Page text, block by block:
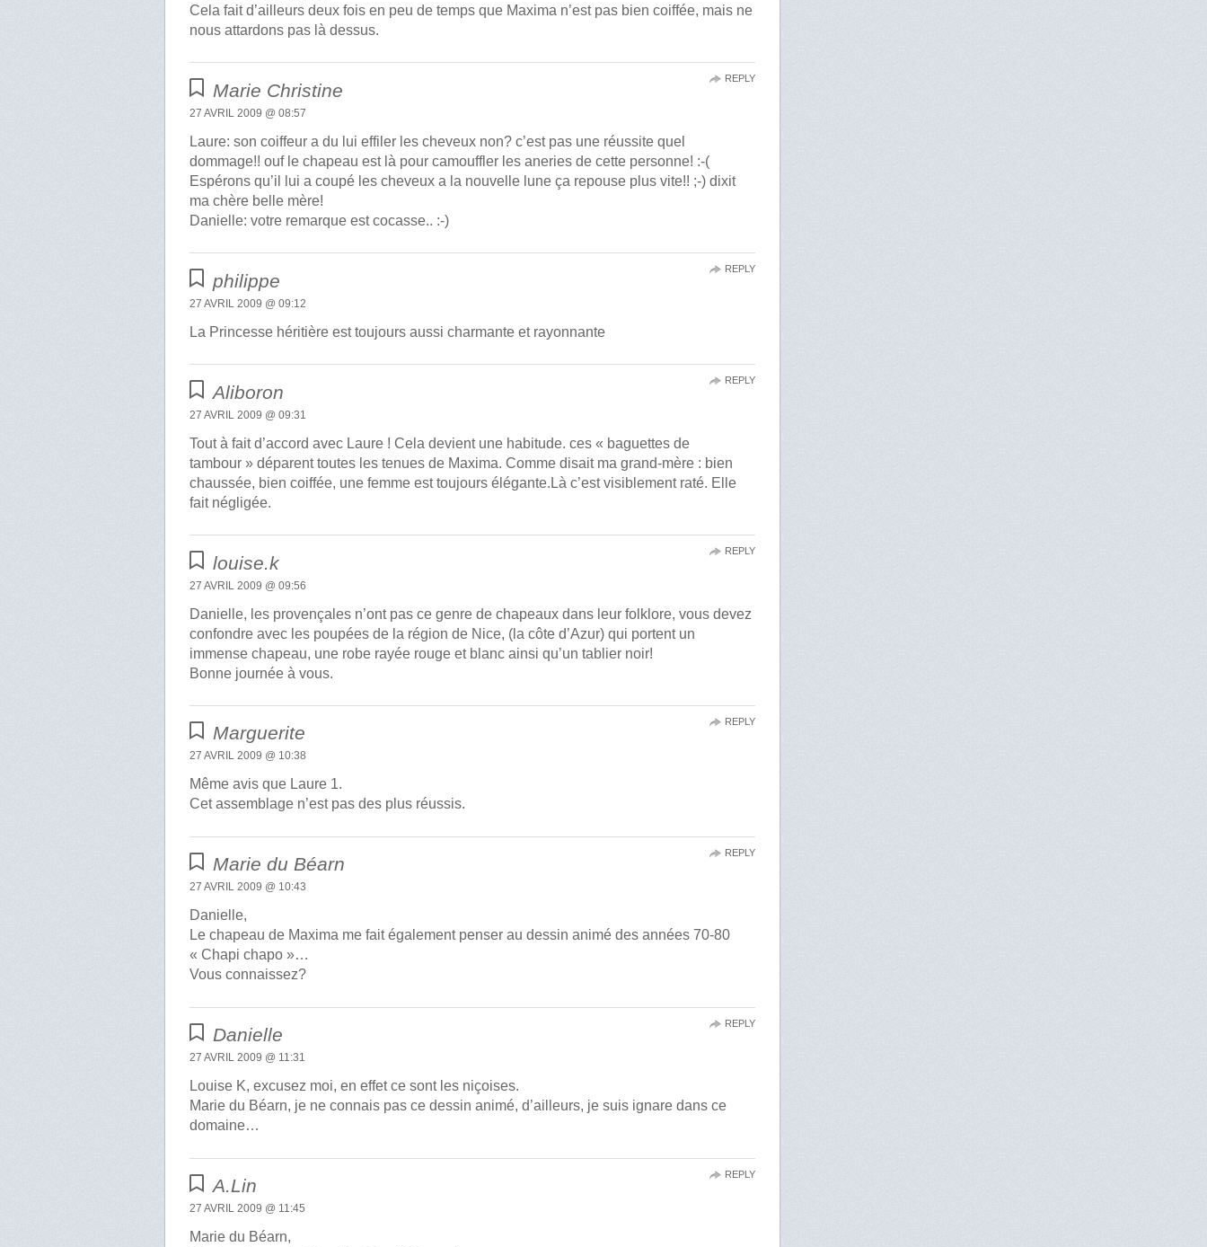
Cela fait d’ailleurs deux fois en peu de temps que Maxima n’est pas bien coiffée, mais ne
nous attardons pas là dessus.
Marie Christine
27 AVRIL 2009 @ 08:57
Laure: son coiffeur a du lui effiler les cheveux non? c’est pas une réussite quel
dommage!! ouf le chapeau est là pour camouffler les aneries de cette personne! :-(
Espérons qu’il lui a coupé les cheveux a la nouvelle lune ça repouse plus vite!! ;-) dixit
ma chère belle mère!
Danielle: votre remarque est cocasse.. :-)
REPLY
philippe
27 AVRIL 2009 @ 09:12
La Princesse héritière est toujours aussi charmante et rayonnante
REPLY
Aliboron
27 AVRIL 2009 @ 09:31
Tout à fait d’accord avec Laure ! Cela devient une habitude. ces « baguettes de
tambour » déparent toutes les tenues de Maxima. Comme disait ma grand-mère : bien
chaussée, bien coiffée, une femme est toujours élégante.Là c’est visiblement raté. Elle
fait négligée.
REPLY
louise.k
27 AVRIL 2009 @ 09:56
Danielle, les provençales n’ont pas ce genre de chapeaux dans leur folklore, vous devez
confondre avec les poupées de la région de Nice, (la côte d’Azur) qui portent un
immense chapeau, une robe rayée rouge et blanc ainsi qu’un tablier noir!
Bonne journée à vous.
REPLY
Marguerite
27 AVRIL 2009 @ 10:38
Même avis que Laure 1.
Cet assemblage n’est pas des plus réussis.
REPLY
Marie du Béarn
27 AVRIL 2009 @ 10:43
Danielle,
Le chapeau de Maxima me fait également penser au dessin animé des années 70-80
« Chapi chapo »…
Vous connaissez?
REPLY
Danielle
27 AVRIL 2009 @ 11:31
Louise K, excusez moi, en effet ce sont les niçoises.
Marie du Béarn, je ne connais pas ce dessin animé, d’ailleurs, je suis ignare dans ce
domaine…
REPLY
A.Lin
27 AVRIL 2009 @ 11:45
Marie du Béarn,
REPLY